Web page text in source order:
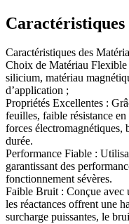
Caractéristiques
Caractéristiques des
Choix de Matériau
silicium, matériau
d’application ;
Propriétés Excellentes :
feuilles, faible résistance
forces électromagnétiques,
durée.
Performance Fiable :
garantissant des
fonctionnement sévères.
Faible Bruit : Conçue avec
les réactances offrent une
surcharge puissantes, le